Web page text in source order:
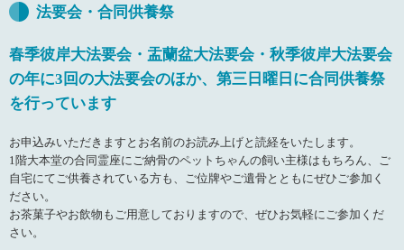
法要会・合同供養祭
春季彼岸大法要会・盂蘭盆大法要会・秋季彼岸大法要会
の年に3回の大法要会のほか、第三日曜日に合同供養祭
を行っています
お申込みいただきますとお名前のお読み上げと読経をいたします。
1階大本堂の合同霊座にご納骨のペットちゃんの飼い主様はもちろん、ご
自宅にてご供養されている方も、ご位牌やご遺骨とともにぜひご参加く
ださい。
お茶菓子やお飲物もご用意しておりますので、ぜひお気軽にご参加くだ
さい。